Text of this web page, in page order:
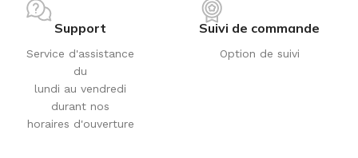
Support
Service d'assistance
du
lundi au vendredi
durant nos
horaires d'ouverture
Suivi de commande
Option de suivi